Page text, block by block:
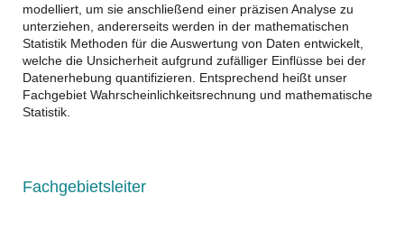
modelliert, um sie anschließend einer präzisen Analyse zu
unterziehen, andererseits werden in der mathematischen
Statistik Methoden für die Auswertung von Daten entwickelt,
welche die Unsicherheit aufgrund zufälliger Einflüsse bei der
Datenerhebung quantifizieren. Entsprechend heißt unser
Fachgebiet Wahrscheinlichkeitsrechnung und mathematische
Statistik.
Fachgebietsleiter